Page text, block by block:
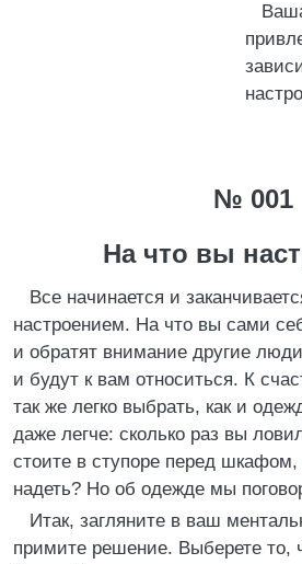
№ 001
На что вы
Все начинается и
настроением. На что вы сами
и обратят внимание другие
и будут к вам относиться. К
так же легко выбрать, как и
даже легче: сколько раз вы
стоите в ступоре перед шкафом,
надеть? Но об одежде мы
Итак, загляните в ваш
примите решение. Выберете то,